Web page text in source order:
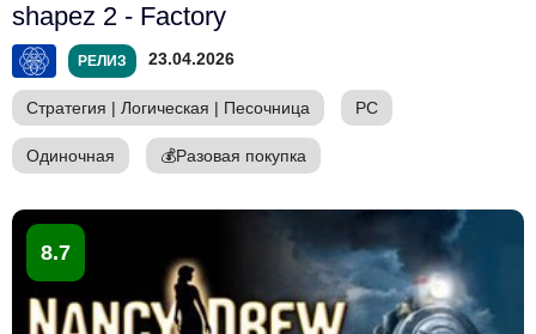
shapez 2 - Factory
РЕЛИЗ 23.04.2026
Стратегия | Логическая | Песочница PC
Одиночная 💰Разовая покупка
8.7